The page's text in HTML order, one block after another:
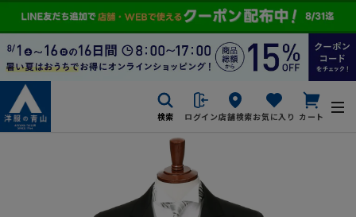
検索 ログイン店舗検索お気に入り カート